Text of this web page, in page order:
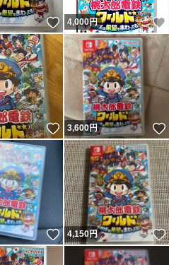
いいね！
4,000円
いいね！
3,600円
いいね！
4,150円